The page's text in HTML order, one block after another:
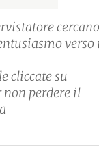
cercano
verso
cliccate su
non perdere il